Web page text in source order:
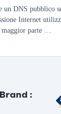
un DNS pubblico
Internet
parte …
: